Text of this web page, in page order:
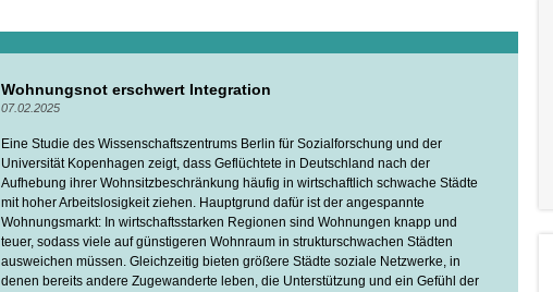
Wohnungsnot erschwert Integration
07.02.2025
Eine Studie des Wissenschaftszentrums Berlin für Sozialforschung und der
Universität Kopenhagen zeigt, dass Geflüchtete in Deutschland nach der
Aufhebung ihrer Wohnsitzbeschränkung häufig in wirtschaftlich schwache Städte
mit hoher Arbeitslosigkeit ziehen. Hauptgrund dafür ist der angespannte
Wohnungsmarkt: In wirtschaftsstarken Regionen sind Wohnungen knapp und
teuer, sodass viele auf günstigeren Wohnraum in strukturschwachen Städten
ausweichen müssen. Gleichzeitig bieten größere Städte soziale Netzwerke, in
denen bereits andere Zugewanderte leben, die Unterstützung und ein Gefühl der